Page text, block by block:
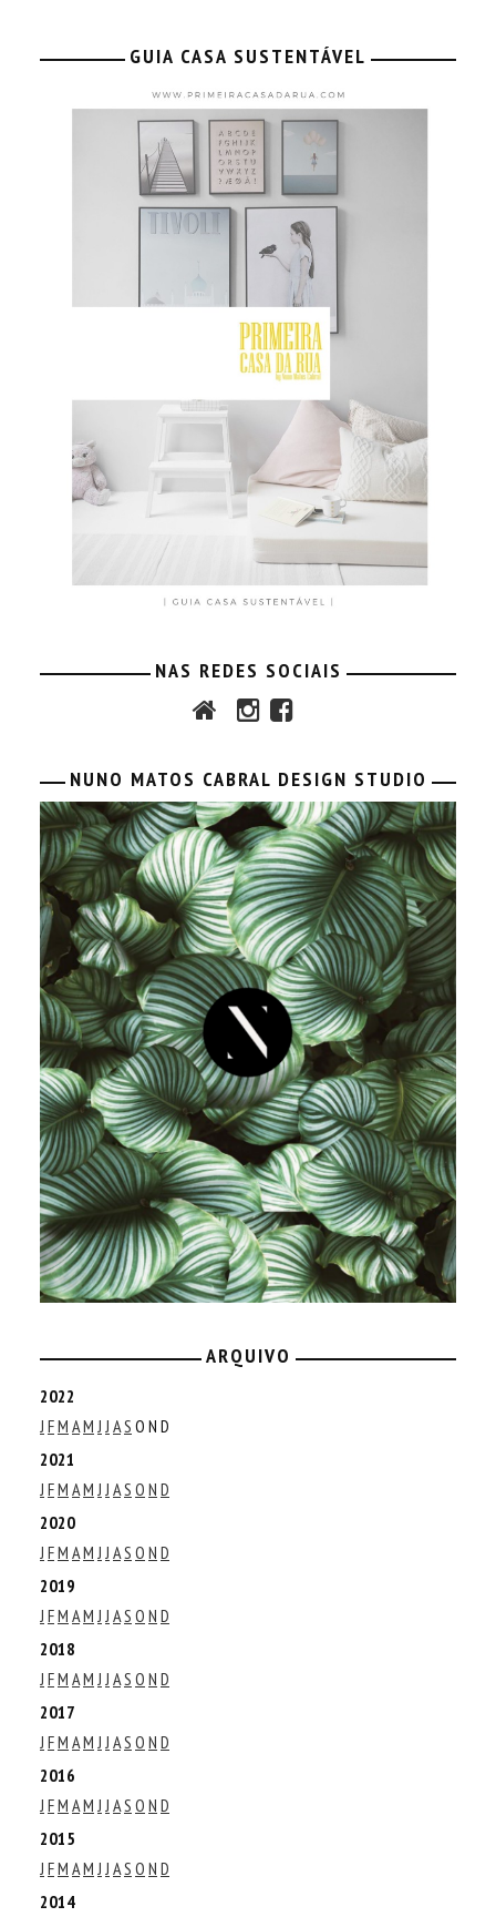
GUIA CASA SUSTENTÁVEL
NAS REDES SOCIAIS
NUNO MATOS CABRAL DESIGN STUDIO
ARQUIVO
2022
J FM AM J J AS O N D
2021
J FM AM J J AS O N D
2020
J FM AM J J AS O N D
2019
J FM AM J J AS O N D
2018
J FM AM J J AS O N D
2017
J FM AM J J AS O N D
2016
J FM AM J J AS O N D
2015
J FM AM J J AS O N D
2014